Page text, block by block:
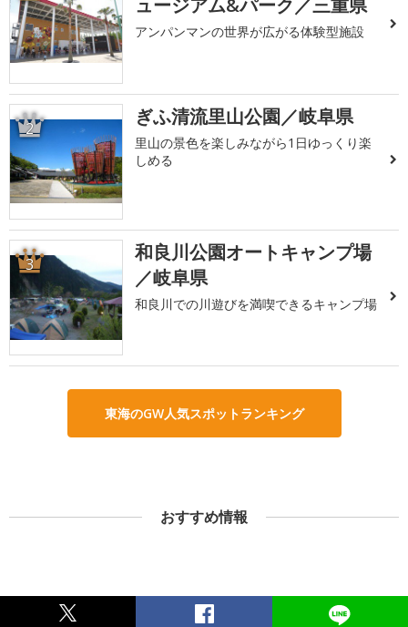
ュージアム&パーク／三重県
アンパンマンの世界が広がる体験型施設
2 ぎふ清流里山公園／岐阜県
里山の景色を楽しみながら1日ゆっくり楽
しめる
3
和良川公園オートキャンプ場
／岐阜県
和良川での川遊びを満喫できるキャンプ場
東海のGW人気スポットランキング
おすすめ情報